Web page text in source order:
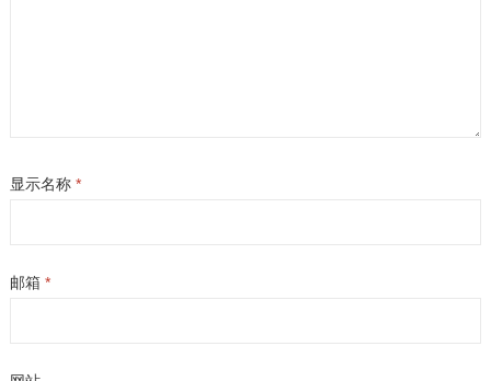
显示名称 *
邮箱 *